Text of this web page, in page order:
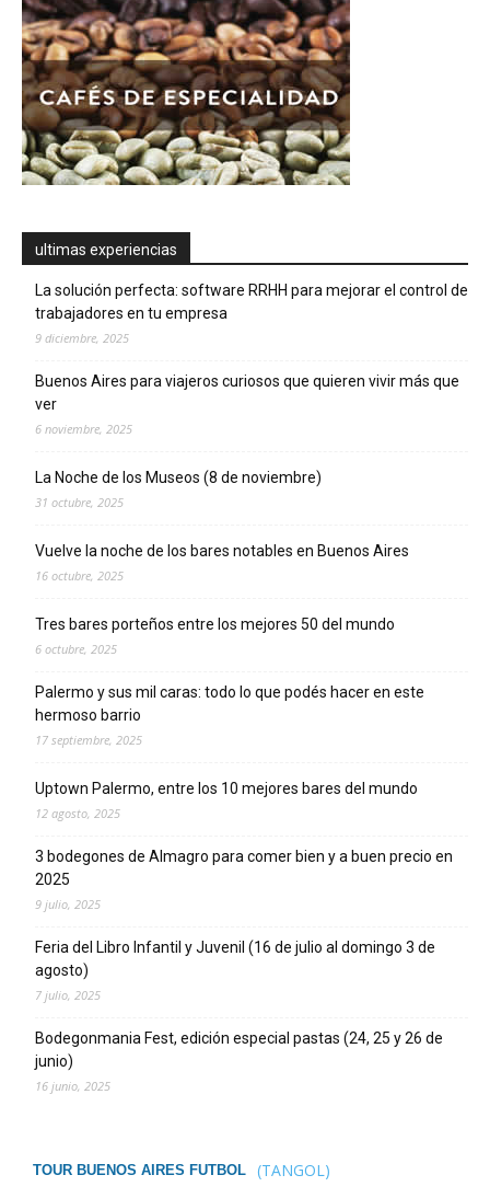
ultimas experiencias
La solución perfecta: software RRHH para mejorar el control de
trabajadores en tu empresa
9 diciembre, 2025
Buenos Aires para viajeros curiosos que quieren vivir más que
ver
6 noviembre, 2025
La Noche de los Museos (8 de noviembre)
31 octubre, 2025
Vuelve la noche de los bares notables en Buenos Aires
16 octubre, 2025
Tres bares porteños entre los mejores 50 del mundo
6 octubre, 2025
Palermo y sus mil caras: todo lo que podés hacer en este
hermoso barrio
17 septiembre, 2025
Uptown Palermo, entre los 10 mejores bares del mundo
12 agosto, 2025
3 bodegones de Almagro para comer bien y a buen precio en
2025
9 julio, 2025
Feria del Libro Infantil y Juvenil (16 de julio al domingo 3 de
agosto)
7 julio, 2025
Bodegonmania Fest, edición especial pastas (24, 25 y 26 de
junio)
16 junio, 2025
TOUR BUENOS AIRES FUTBOL (TANGOL)